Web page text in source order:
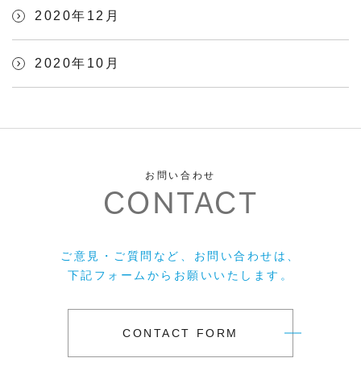
2020年12月
2020年10月
お問い合わせ
CONTACT
ご意見・ご質問など、お問い合わせは、
下記フォームからお願いいたします。
CONTACT FORM